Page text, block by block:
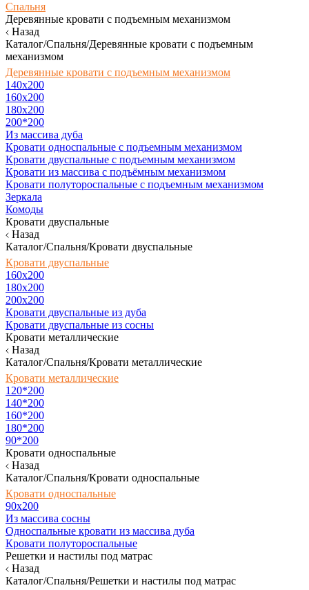
Спальня
Деревянные кровати с подъемным механизмом
Назад
Каталог/Спальня/Деревянные кровати с подъемным
механизмом
Деревянные кровати с подъемным механизмом
140x200
160х200
180х200
200*200
Из массива дуба
Кровати односпальные с подъемным механизмом
Кровати двуспальные с подъемным механизмом
Кровати из массива с подъёмным механизмом
Кровати полутороспальные с подъемным механизмом
Зеркала
Комоды
Кровати двуспальные
Назад
Каталог/Спальня/Кровати двуспальные
Кровати двуспальные
160х200
180x200
200x200
Кровати двуспальные из дуба
Кровати двуспальные из сосны
Кровати металлические
Назад
Каталог/Спальня/Кровати металлические
Кровати металлические
120*200
140*200
160*200
180*200
90*200
Кровати односпальные
Назад
Каталог/Спальня/Кровати односпальные
Кровати односпальные
90х200
Из массива сосны
Односпальные кровати из массива дуба
Кровати полутороспальные
Решетки и настилы под матрас
Назад
Каталог/Спальня/Решетки и настилы под матрас